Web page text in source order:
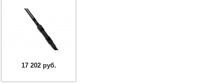
17 202 руб.